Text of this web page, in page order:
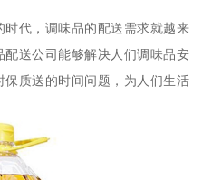
代，调味品的配送需求就越来
送公司能够解决人们调味品安
质送的时间问题，为人们生活